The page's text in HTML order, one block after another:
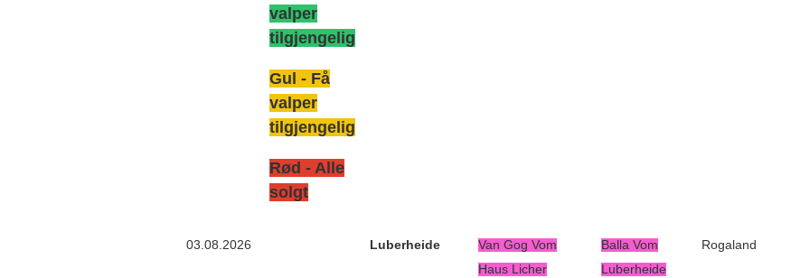
valper
tilgjengelig
Gul - Få
valper
tilgjengelig
Rød - Alle
solgt
03.08.2026 Luberheide
Van Gog Vom
Haus Licher
Balla Vom
Luberheide
Rogaland